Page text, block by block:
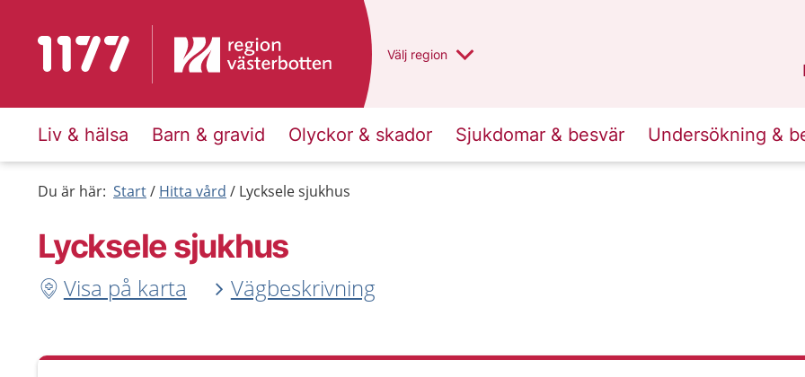
Till startsidan för 1177 Du har valt region
Välj en annan
region
Liv & hälsa Barn & gravid Olyckor & skador Sjukdomar & besvär Undersökning &
Du är här: Start Hitta vård Lycksele sjukhus
Lycksele sjukhus
Visa på karta Vägbeskrivning